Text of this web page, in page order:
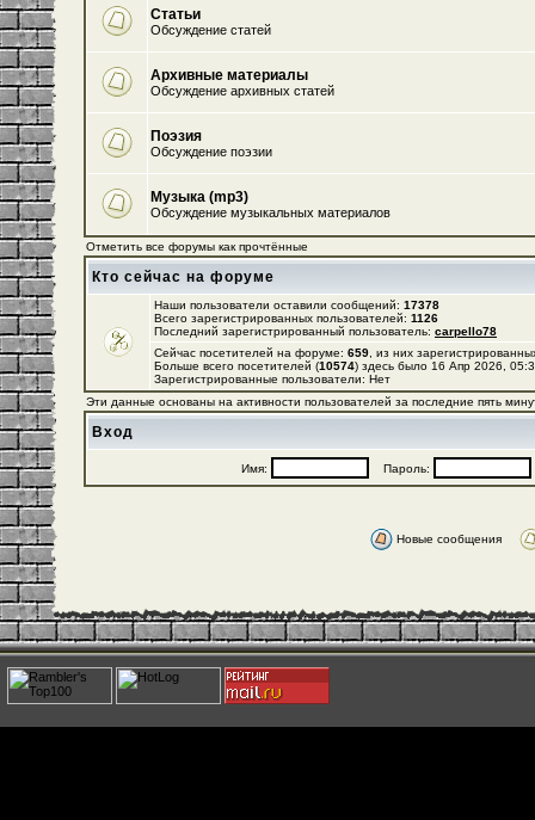
Статьи
Обсуждение статей
Архивные материалы
Обсуждение архивных статей
Поэзия
Обсуждение поэзии
Музыка (mp3)
Обсуждение музыкальных материалов
Отметить все форумы как прочтённые
Кто сейчас на форуме
Наши пользователи оставили сообщений: 17378
Всего зарегистрированных пользователей: 1126
Последний зарегистрированный пользователь: carpello78
Сейчас посетителей на форуме: 659 , из них
Больше всего посетителей (10574) здесь было 16 Апр 2026,
Зарегистрированные пользователи: Нет
Эти данные основаны на активности пользователей за последние пять
Вход
Имя: Пароль:
Новые сообщения